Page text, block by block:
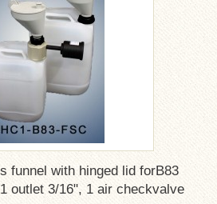
funnel with hinged lid forB83
outlet 3/16", 1 air checkvalve